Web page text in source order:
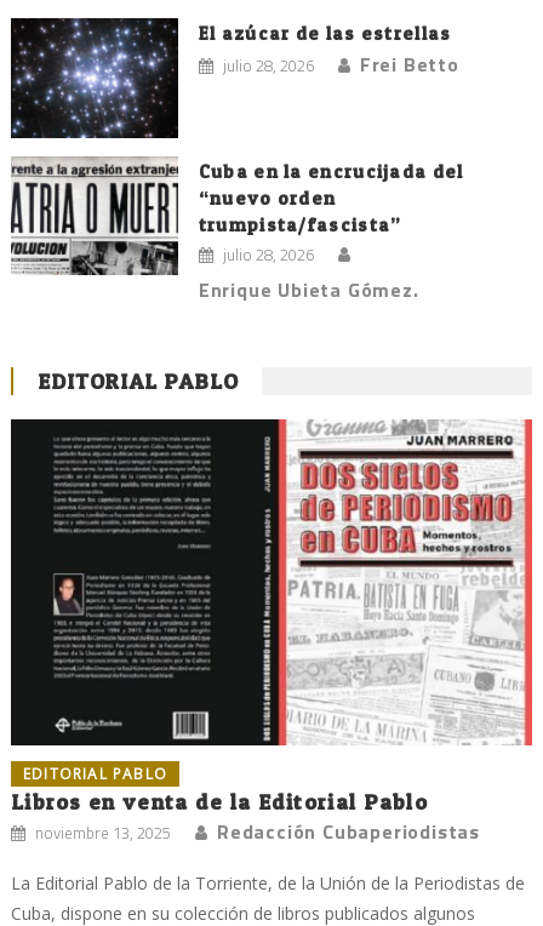
El azúcar de las estrellas
julio 28, 2026 Frei Betto
Cuba en la encrucijada del
“nuevo orden
trumpista/fascista”
julio 28, 2026
Enrique Ubieta Gómez.
EDITORIAL PABLO
EDITORIAL PABLO
Libros en venta de la Editorial Pablo
noviembre 13, 2025 Redacción Cubaperiodistas
La Editorial Pablo de la Torriente, de la Unión de la Periodistas de
Cuba, dispone en su colección de libros publicados algunos